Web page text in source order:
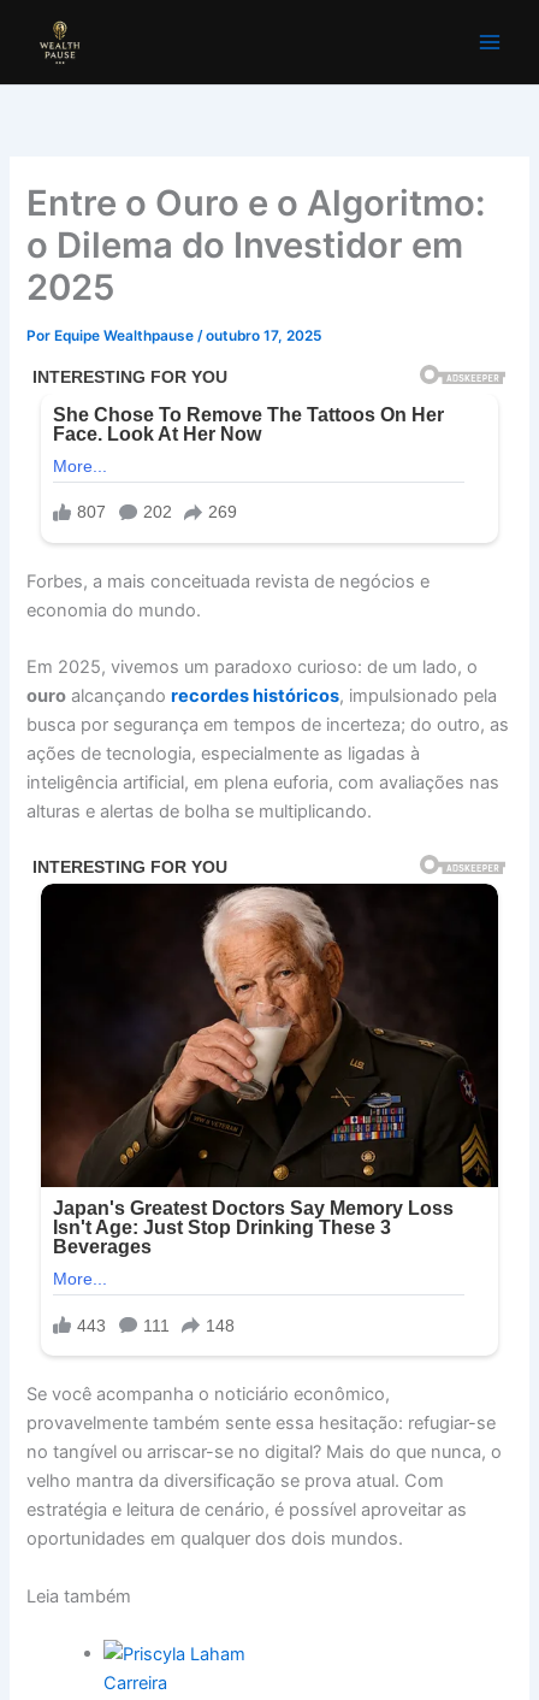
Entre o Ouro e o Algoritmo:
o Dilema do Investidor em
2025
Por Equipe Wealthpause/outubro 17, 2025
Forbes, a mais conceituada revista de negócios e
economia do mundo.
Em 2025, vivemos um paradoxo curioso: de um lado, o
ouro alcançandorecordes históricos, impulsionado pela
busca por segurança em tempos de incerteza; do outro, as
ações de tecnologia, especialmente as ligadas à
inteligência artificial, em plena euforia, com avaliações nas
alturas e alertas de bolha se multiplicando.
Se você acompanha o noticiário econômico,
provavelmente também sente essa hesitação: refugiar-se
no tangível ou arriscar-se no digital? Mais do que nunca, o
velho mantra da diversificação se prova atual. Com
estratégia e leitura de cenário, é possível aproveitar as
oportunidades em qualquer dos dois mundos.
Leia também
Carreira